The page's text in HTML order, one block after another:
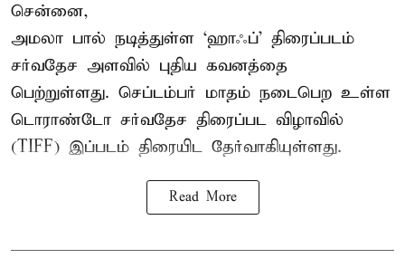
சென்னை,
அமலா பால் நடித்துள்ள ‘ஹாஃப்’ திரைப்படம்
சர்வதேச அளவில் புதிய கவனத்தை
பெற்றுள்ளது. செப்டம்பர் மாதம் நடைபெற உள்ள
டொராண்டோ சர்வதேச திரைப்பட விழாவில்
(TIFF) இப்படம் திரையிட தேர்வாகியுள்ளது.
Read More